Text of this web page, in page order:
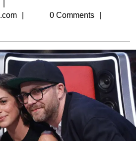
15,
billionvalues2@gmail.com
0 Comments